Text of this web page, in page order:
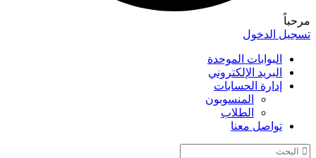
مرحباً
تسجيل الدخول
البوابات الموحدة
البريد الإلكتروني
إدارة الحسابات
المنسوبون
الطلاب
تواصل معنا